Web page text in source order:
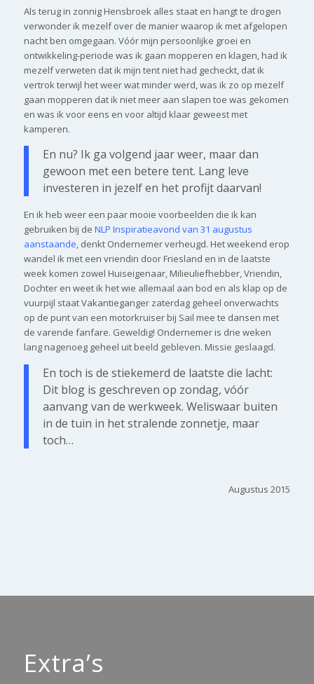
Als terug in zonnig Hensbroek alles staat en hangt te drogen
verwonder ik mezelf over de manier waarop ik met afgelopen
nacht ben omgegaan. Vóór mijn persoonlijke groei en
ontwikkeling-periode was ik gaan mopperen en klagen, had ik
mezelf verweten dat ik mijn tent niet had gecheckt, dat ik
vertrok terwijl het weer wat minder werd, was ik zo op mezelf
gaan mopperen dat ik niet meer aan slapen toe was gekomen
en was ik voor eens en voor altijd klaar geweest met
kamperen.
En nu? Ik ga volgend jaar weer, maar dan
gewoon met een betere tent. Lang leve
investeren in jezelf en het profijt daarvan!
En ik heb weer een paar mooie voorbeelden die ik kan
gebruiken bij de NLP Inspiratieavond van 31 augustus
aanstaande, denkt Ondernemer verheugd. Het weekend erop
wandel ik met een vriendin door Friesland en in de laatste
week komen zowel Huiseigenaar, Milieuliefhebber, Vriendin,
Dochter en weet ik het wie allemaal aan bod en als klap op de
vuurpijl staat Vakantieganger zaterdag geheel onverwachts
op de punt van een motorkruiser bij Sail mee te dansen met
de varende fanfare. Geweldig! Ondernemer is drie weken
lang nagenoeg geheel uit beeld gebleven. Missie geslaagd.
En toch is de stiekemerd de laatste die lacht:
Dit blog is geschreven op zondag, vóór
aanvang van de werkweek. Weliswaar buiten
in de tuin in het stralende zonnetje, maar
toch…
Augustus 2015
Extra’s